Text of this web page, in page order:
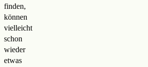
finden,
können
vielleicht
schon
wieder
etwas